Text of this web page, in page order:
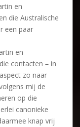
en
die Australische
een paar
en
contacten = in
zo naar
mij de
op die
canonieke
knap vrij